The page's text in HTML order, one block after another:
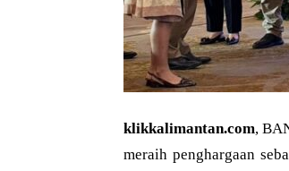
klikkalimantan.com,
meraih penghargaan